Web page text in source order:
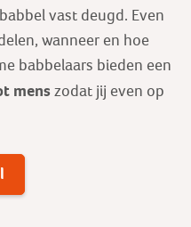
vast deugd. Even
wanneer en hoe
babbelaars bieden een
mens zodat jij even op